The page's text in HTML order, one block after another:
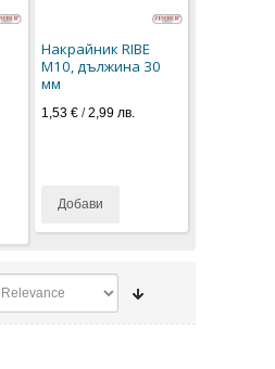
Накрайник RIBE
М10, дължина 30
мм
1,53 €/2,99 лв.
Добави